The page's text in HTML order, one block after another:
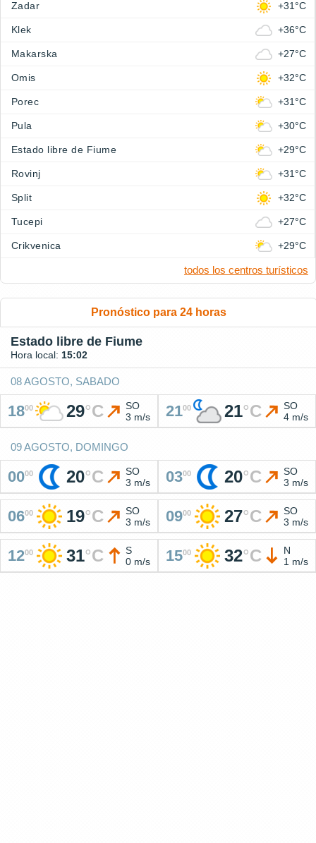
Zadar +31°C
Klek +36°C
Makarska +27°C
Omis +32°C
Porec +31°C
Pula +30°C
Estado libre de Fiume +29°C
Rovinj +31°C
Split +32°C
Tucepi +27°C
Crikvenica +29°C
todos los centros turísticos
Pronóstico para 24 horas
Estado libre de Fiume
Hora local: 15:02
08 AGOSTO, SABADO
1800 29°C
SO
3 m/s
2100 21°C
SO
4 m/s
09 AGOSTO, DOMINGO
0000 20°C
SO
3 m/s
0300 20°C
SO
3 m/s
0600 19°C
SO
3 m/s
0900 27°C
SO
3 m/s
1200 31°C
S
0 m/s
1500 32°C
N
1 m/s